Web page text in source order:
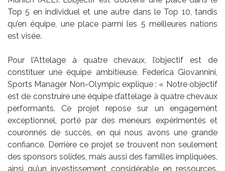
Top 5 en individuel et une autre dans le Top 10, tandis
qu’en équipe, une place parmi les 5 meilleures nations
est visée.
Pour l’Attelage à quatre chevaux, l’objectif est de
constituer une équipe ambitieuse. Federica Giovannini,
Sports Manager Non-Olympic explique : « Notre objectif
est de construire une équipe d’attelage à quatre chevaux
performants. Ce projet repose sur un engagement
exceptionnel, porté par des meneurs expérimentés et
couronnés de succès, en qui nous avons une grande
confiance. Derrière ce projet se trouvent non seulement
des sponsors solides, mais aussi des familles impliquées,
ainsi qu’un investissement considérable en ressources.